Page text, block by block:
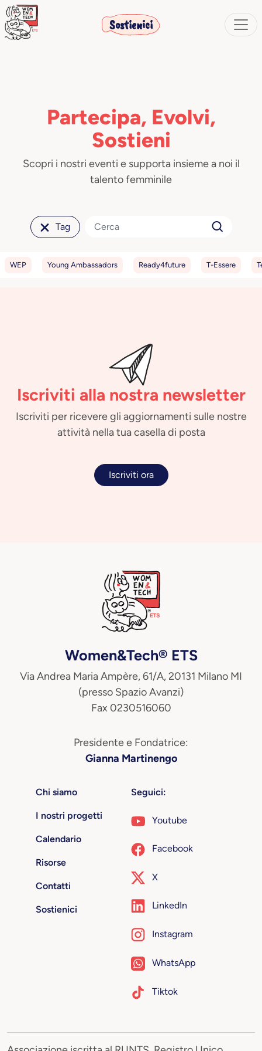
Sostienici
Partecipa, Evolvi,
Sostieni
Scopri i nostri eventi e supporta insieme a noi il
talento femminile
Tag
WEP Young Ambassadors Ready4future T-Essere
Iscriviti alla nostra newsletter
Iscriviti per ricevere gli aggiornamenti sulle nostre
attività nella tua casella di posta
Iscriviti ora
Women&Tech® ETS
Via Andrea Maria Ampère, 61/A, 20131 Milano MI
(presso Spazio Avanzi)
Fax 0230516060
Presidente e Fondatrice:
Gianna Martinengo
Chi siamo
I nostri progetti
Calendario
Risorse
Contatti
Sostienici
Seguici:
Youtube
Facebook
X
LinkedIn
Instagram
WhatsApp
Tiktok